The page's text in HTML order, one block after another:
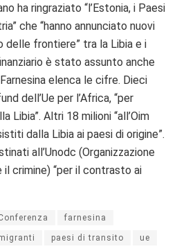
ha ringraziato “l’Estonia, i Paesi
che “hanno annunciato nuovi
frontiere” tra la Libia e i
è stato assunto anche
elenca le cifre. Dieci
dell’Ue per l’Africa, “per
Altri 18 milioni “all’Oim
dalla Libia ai paesi di origine”.
all’Unodc (Organizzazione
il crimine) “per il contrasto ai
farnesina
paesi di transito ue